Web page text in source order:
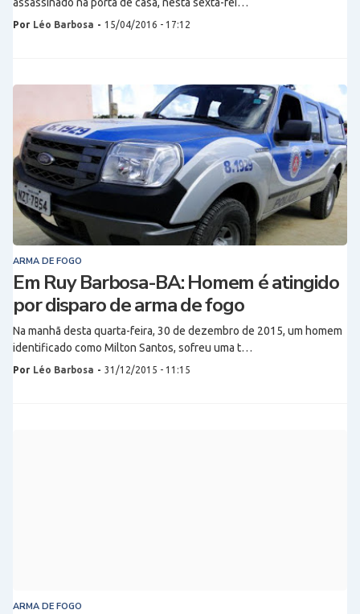
Por Léo Barbosa - 15/04/2016 - 17:12
ARMA DE FOGO
Em Ruy Barbosa-BA: Homem é atingido
por disparo de arma de fogo
Na manhã desta quarta-feira, 30 de dezembro de 2015, um homem
identificado como Milton Santos, sofreu uma t…
Por Léo Barbosa - 31/12/2015 - 11:15
ARMA DE FOGO